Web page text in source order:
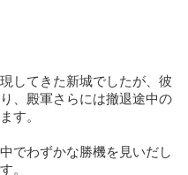
してきた新城でしたが、彼
、殿軍さらには撤退途中の
す。
でわずかな勝機を見いだし
。